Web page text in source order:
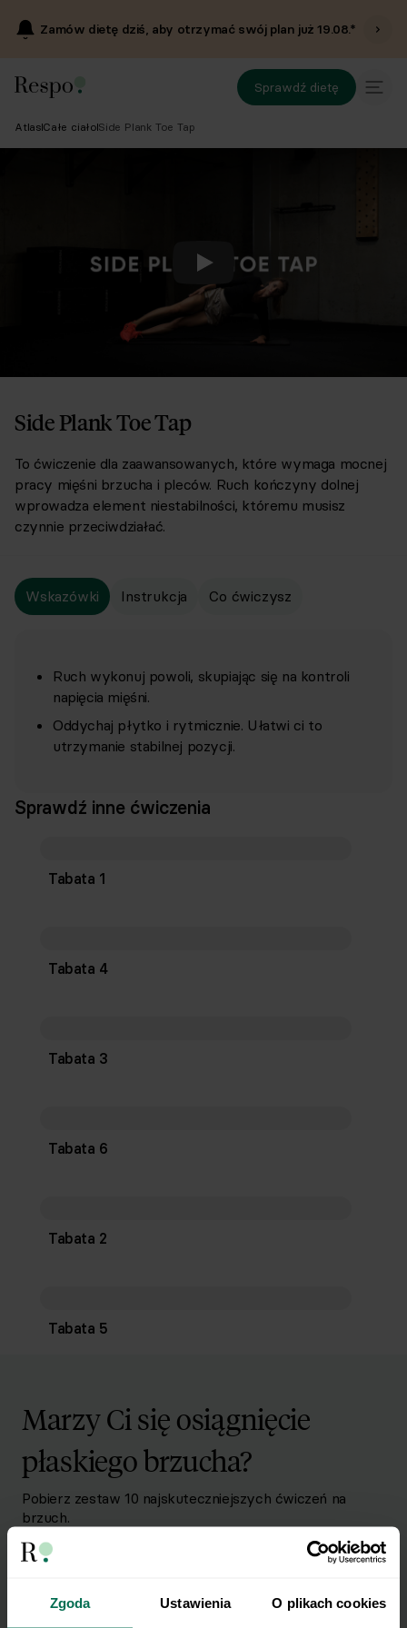
Zgoda Ustawienia O plikach cookies
Zamów dietę dziś, aby otrzymać swój plan już19.08.*
Sprawdź dietę
Atlas Całe ciało Side Plank Toe Tap
Odtwórz
Side Plank Toe Tap
To ćwiczenie dla zaawansowanych, które wymaga mocnej
pracy mięśni brzucha i pleców. Ruch kończyny dolnej
wprowadza element niestabilności, któremu musisz
czynnie przeciwdziałać.
Wskazówki Instrukcja Co ćwiczysz
Ruch wykonuj powoli, skupiając się na kontroli
napięcia mięśni.
Oddychaj płytko i rytmicznie. Ułatwi ci to
utrzymanie stabilnej pozycji.
Sprawdź inne ćwiczenia
Tabata 1
Tabata 4
Tabata 3
Tabata 6
Tabata 2
Tabata 5
Marzy Ci się osiągnięcie
płaskiego brzucha?
Pobierz zestaw 10 najskuteczniejszych ćwiczeń na
brzuch.
Zapisz się do Newslettera